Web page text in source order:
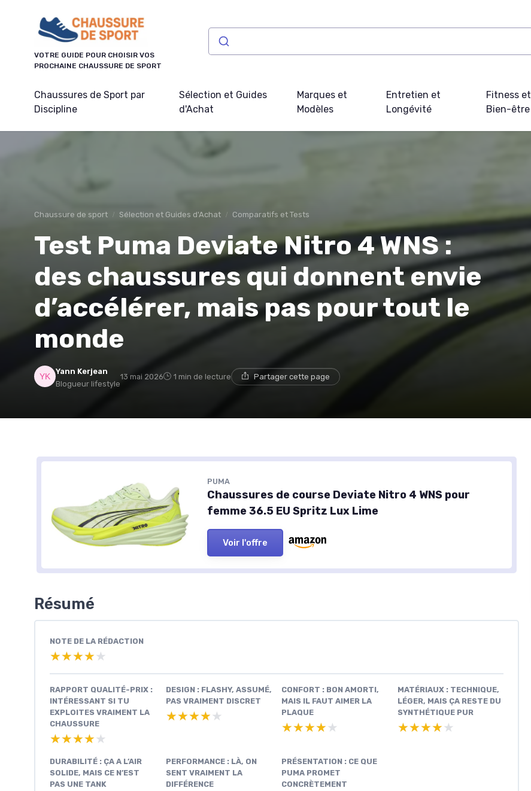
VOTRE GUIDE POUR CHOISIR VOS
PROCHAINE CHAUSSURE DE SPORT
Chaussures de Sport par
Discipline
Sélection et Guides
d'Achat
Marques et
Modèles
Entretien et
Longévité
Fitness et
Bien-être
Chaussure de sport Sélection et Guides d'Achat Comparatifs et Tests
Test Puma Deviate Nitro 4 WNS :
des chaussures qui donnent envie
d’accélérer, mais pas pour tout le
monde
Yann Kerjean
Blogueur lifestyle
13 mai 2026 1 min de lecture Partager cette page
PUMA
Chaussures de course Deviate Nitro 4 WNS pour
femme 36.5 EU Spritz Lux Lime
Voir l'offre
Résumé
NOTE DE LA RÉDACTION
★★★★★
★★★★★
RAPPORT QUALITÉ-PRIX :
INTÉRESSANT SI TU
EXPLOITES VRAIMENT LA
CHAUSSURE
★★★★★
★★★★★
DESIGN : FLASHY, ASSUMÉ,
PAS VRAIMENT DISCRET
★★★★★
★★★★★
CONFORT : BON AMORTI,
MAIS IL FAUT AIMER LA
PLAQUE
★★★★★
★★★★★
MATÉRIAUX : TECHNIQUE,
LÉGER, MAIS ÇA RESTE DU
SYNTHÉTIQUE PUR
★★★★★
★★★★★
DURABILITÉ : ÇA A L’AIR
SOLIDE, MAIS CE N’EST
PAS UNE TANK
PERFORMANCE : LÀ, ON
SENT VRAIMENT LA
DIFFÉRENCE
PRÉSENTATION : CE QUE
PUMA PROMET
CONCRÈTEMENT